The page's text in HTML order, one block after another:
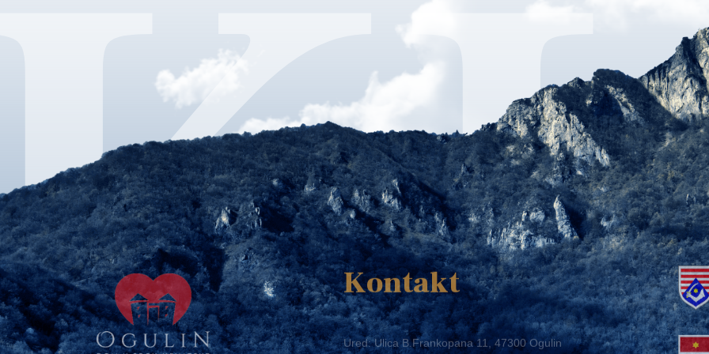
Kontakt
Ured: Ulica B.Frankopana 11, 47300 Ogulin
Telefon:+ 385 47 522 612
Telefaks:+ 385 47 522 821